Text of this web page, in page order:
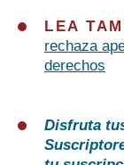
LEA
rechaza
derechos
Disfruta